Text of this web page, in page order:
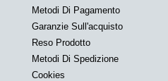
Metodi Di Pagamento
Garanzie Sull'acquisto
Reso Prodotto
Metodi Di Spedizione
Cookies